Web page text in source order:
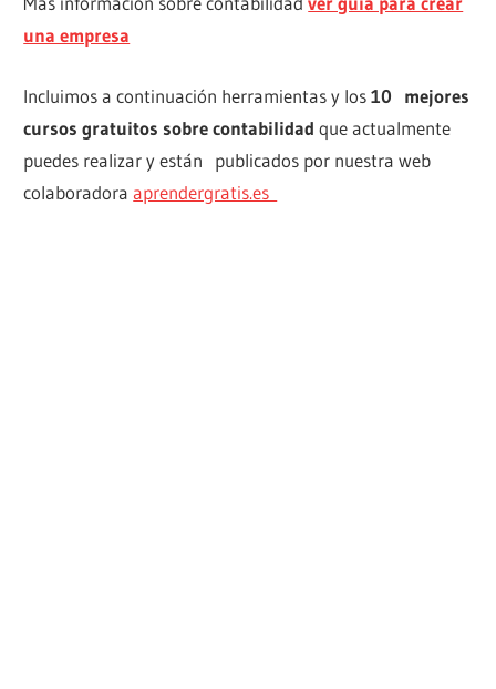
una empresa
Incluimos a continuación herramientas y los10 mejores
cursos gratuitos sobre contabilidad que actualmente
puedes realizar y están publicados por nuestra web
colaboradoraaprendergratis.es